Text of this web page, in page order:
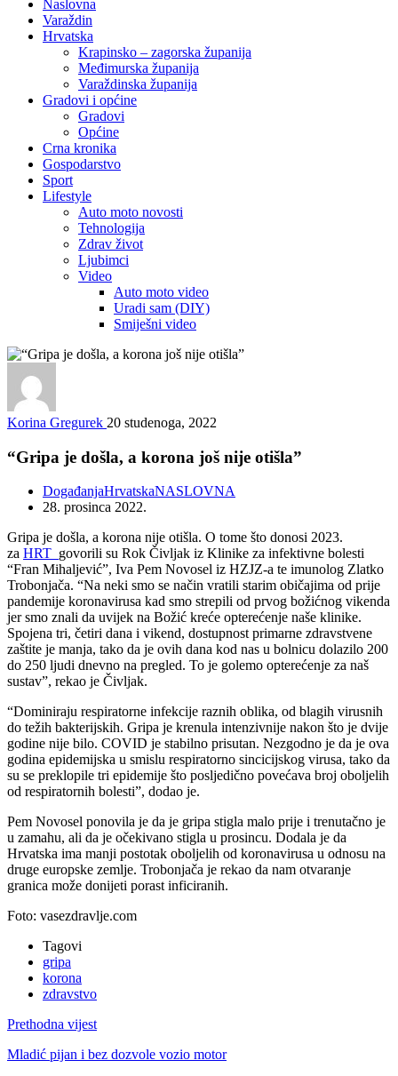
Naslovna
Varaždin
Hrvatska
Krapinsko – zagorska županija
Međimurska županija
Varaždinska županija
Gradovi i općine
Gradovi
Općine
Crna kronika
Gospodarstvo
Sport
Lifestyle
Auto moto novosti
Tehnologija
Zdrav život
Ljubimci
Video
Auto moto video
Uradi sam (DIY)
Smiješni video
Korina Gregurek 20 studenoga, 2022
“Gripa je došla, a korona još nije otišla”
DogađanjaHrvatskaNASLOVNA
28. prosinca 2022.
Gripa je došla, a korona nije otišla. O tome što donosi 2023.
za HRT govorili su Rok Čivljak iz Klinike za infektivne bolesti
“Fran Mihaljević”, Iva Pem Novosel iz HZJZ-a te imunolog Zlatko
Trobonjača. “Na neki smo se način vratili starim običajima od prije
pandemije koronavirusa kad smo strepili od prvog božićnog vikenda
jer smo znali da uvijek na Božić kreće opterećenje naše klinike.
Spojena tri, četiri dana i vikend, dostupnost primarne zdravstvene
zaštite je manja, tako da je ovih dana kod nas u bolnicu dolazilo 200
do 250 ljudi dnevno na pregled. To je golemo opterećenje za naš
sustav”, rekao je Čivljak.
“Dominiraju respiratorne infekcije raznih oblika, od blagih virusnih
do težih bakterijskih. Gripa je krenula intenzivnije nakon što je dvije
godine nije bilo. COVID je stabilno prisutan. Nezgodno je da je ova
godina epidemijska u smislu respiratorno sincicijskog virusa, tako da
su se preklopile tri epidemije što posljedično povećava broj oboljelih
od respiratornih bolesti”, dodao je.
Pem Novosel ponovila je da je gripa stigla malo prije i trenutačno je
u zamahu, ali da je očekivano stigla u prosincu. Dodala je da
Hrvatska ima manji postotak oboljelih od koronavirusa u odnosu na
druge europske zemlje. Trobonjača je rekao da nam otvaranje
granica može donijeti porast inficiranih.
Foto: vasezdravlje.com
Tagovi
gripa
korona
zdravstvo
Prethodna vijest
Mladić pijan i bez dozvole vozio motor